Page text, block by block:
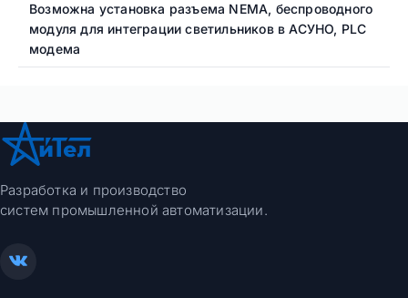
Возможна установка разъема NEMA, беспроводного
модуля для интеграции светильников в АСУНО, PLC
модема
Разработка и производство
систем промышленной автоматизации.